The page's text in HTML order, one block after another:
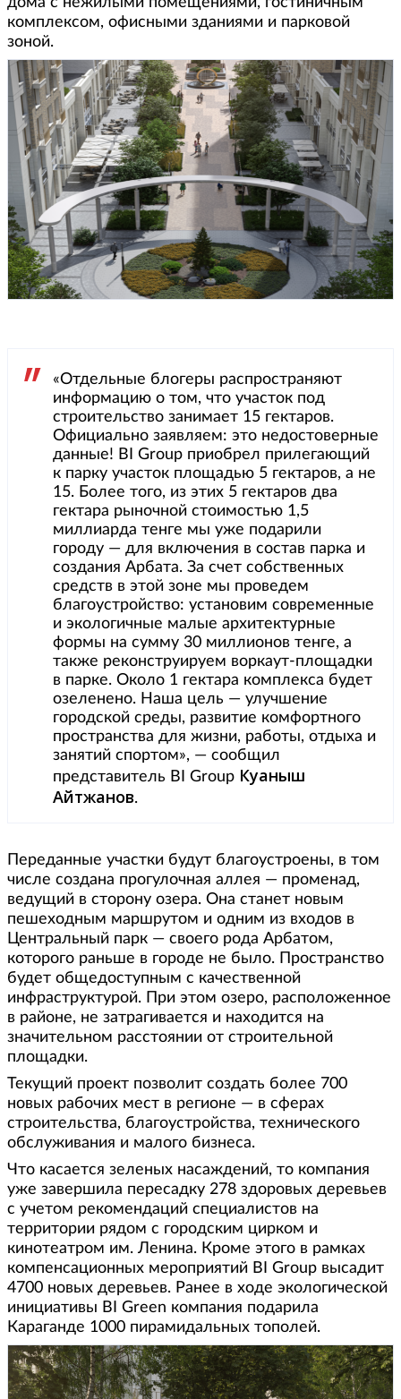
комплексом, офисными зданиями и парковой
зоной.
«Отдельные блогеры распространяют
информацию о том, что участок под
строительство занимает 15 гектаров.
Официально заявляем: это недостоверные
данные! BI Group приобрел прилегающий
к парку участок площадью 5 гектаров, а не
15. Более того, из этих 5 гектаров два
гектара рыночной стоимостью 1,5
миллиарда тенге мы уже подарили
городу — для включения в состав парка и
создания Арбата. За счет собственных
средств в этой зоне мы проведем
благоустройство: установим современные
и экологичные малые архитектурные
формы на сумму 30 миллионов тенге, а
также реконструируем воркаут-площадки
в парке. Около 1 гектара комплекса будет
озеленено. Наша цель — улучшение
городской среды, развитие комфортного
пространства для жизни, работы, отдыха и
занятий спортом», — сообщил
представитель BI Group Куаныш
Айтжанов.
Переданные участки будут благоустроены, в том
числе создана прогулочная аллея — променад,
ведущий в сторону озера. Она станет новым
пешеходным маршрутом и одним из входов в
Центральный парк — своего рода Арбатом,
которого раньше в городе не было. Пространство
будет общедоступным с качественной
инфраструктурой. При этом озеро, расположенное
в районе, не затрагивается и находится на
значительном расстоянии от строительной
площадки.
Текущий проект позволит создать более 700
новых рабочих мест в регионе — в сферах
строительства, благоустройства, технического
обслуживания и малого бизнеса.
Что касается зеленых насаждений, то компания
уже завершила пересадку 278 здоровых деревьев
с учетом рекомендаций специалистов на
территории рядом с городским цирком и
кинотеатром им. Ленина. Кроме этого в рамках
компенсационных мероприятий BI Group высадит
4700 новых деревьев. Ранее в ходе экологической
инициативы BI Green компания подарила
Караганде 1000 пирамидальных тополей.